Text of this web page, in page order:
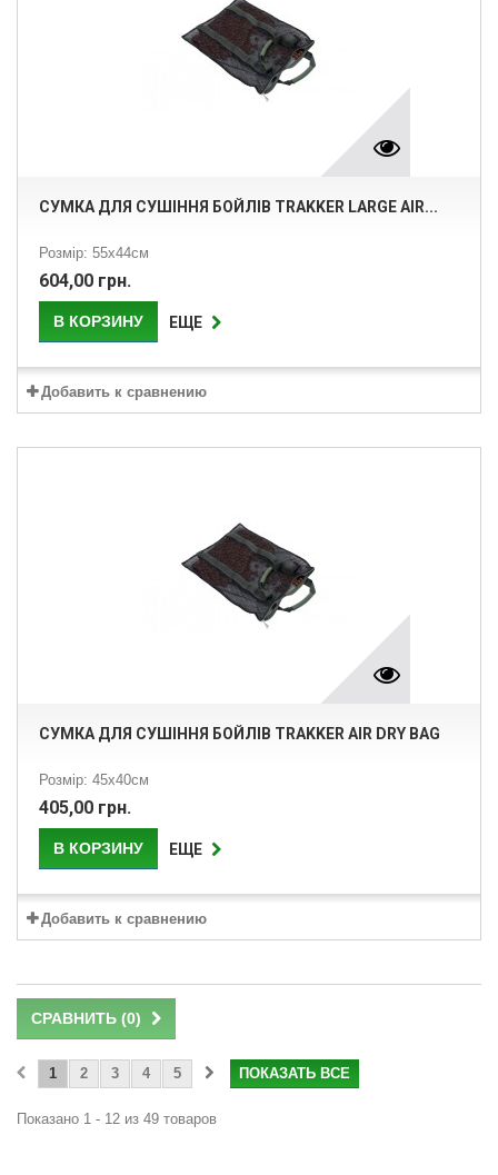
СУМКА ДЛЯ СУШІННЯ БОЙЛІВ TRAKKER LARGE AIR...
Розмір: 55х44см
604,00 грн.
В КОРЗИНУ ЕЩЕ
Добавить к сравнению
СУМКА ДЛЯ СУШІННЯ БОЙЛІВ TRAKKER AIR DRY BAG
Розмір: 45х40см
405,00 грн.
В КОРЗИНУ ЕЩЕ
Добавить к сравнению
СРАВНИТЬ (0)
ПОКАЗАТЬ ВСЕ
1 2 3 4 5
Показано 1 - 12 из 49 товаров